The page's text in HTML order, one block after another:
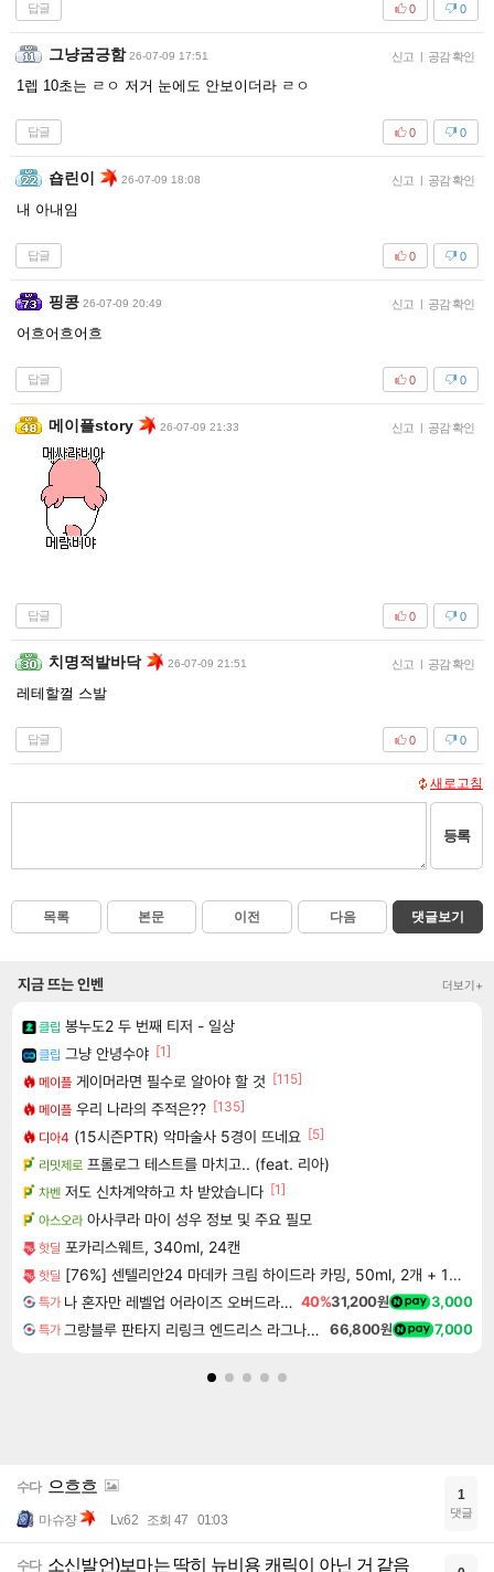
답글 0
0
그냥굼긍함 26-07-09 17:51 신고 | 공감 확인
1렙 10초는 ㄹㅇ 저거 눈에도 안보이더라 ㄹㅇ
답글 0
0
숍린이 26-07-09 18:08 신고 | 공감 확인
내 아내임
답글 0
0
핑콩 26-07-09 20:49 신고 | 공감 확인
어흐어흐어흐
답글 0
0
메이플story 26-07-09 21:33 신고 | 공감 확인
답글 0
0
치명적발바닥 26-07-09 21:51 신고 | 공감 확인
레테할껄 스발
답글 0
0
새로고침
등록
목록 본문 이전 다음 댓글보기
지금 뜨는 인벤 더보기+
클립 봉누도2 두 번째 티저 - 일상
클립 그냥 안녕수야 [1]
메이플 게이머라면 필수로 알아야 할 것 [115]
메이플 우리 나라의 주적은?? [135]
디아4 (15시즌PTR) 악마술사 5경이 뜨네요 [5]
리밋제로 프롤로그 테스트를 마치고.. (feat. 리아)
차벤 저도 신차계약하고 차 받았습니다 [1]
아스오라 아사쿠라 마이 성우 정보 및 주요 필모
핫딜 포카리스웨트, 340ml, 24캔
핫딜 [76%] 센텔리안24 마데카 크림 하이드라 카밍, 50ml, 2개 + 15ml, 1개 + 1ml, 2매
특가 나 혼자만 레벨업 어라이즈 오버드라이브 디럭스 에디션 Solo Leveling Arise Overdrive Deluxe Edition 40%31,200원 3,000
특가 그랑블루 판타지 리링크 엔드리스 라그나로크 Granblue Fantasy Relink Endless Ragnarok 66,800원 7,000
수다 으흐흐
마슈쟝 Lv.62 조회 47 01:03
1
댓글
수다 소신발언)보마는 딱히 뉴비용 캐릭이 아닌 거 같음